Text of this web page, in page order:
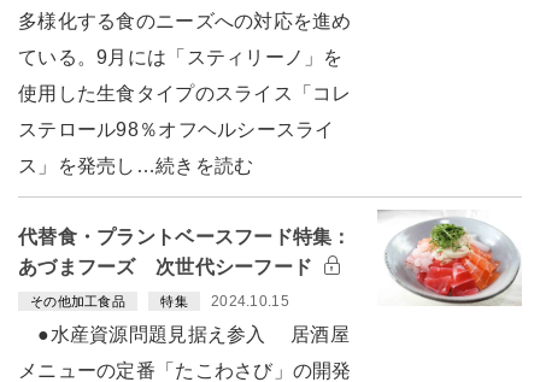
多様化する食のニーズへの対応を進め
ている。9月には「スティリーノ」を
使用した生食タイプのスライス「コレ
ステロール98％オフヘルシースライ
ス」を発売し…続きを読む
代替食・プラントベースフード特集：
あづまフーズ 次世代シーフード
その他加工食品 特集 2024.10.15
●水産資源問題見据え参入 居酒屋
メニューの定番「たこわさび」の開発